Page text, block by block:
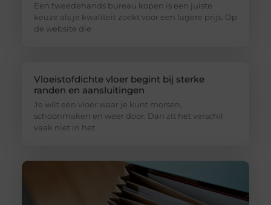
Een tweedehands bureau kopen is een juiste
keuze als je kwaliteit zoekt voor een lagere prijs. Op
de website die
Vloeistofdichte vloer begint bij sterke
randen en aansluitingen
Je wilt een vloer waar je kunt morsen,
schoonmaken en weer door. Dan zit het verschil
vaak niet in het